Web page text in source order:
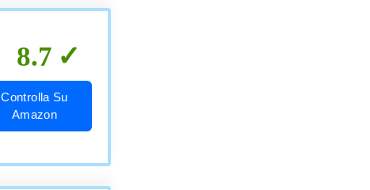
8.7
Controlla Su
Amazon